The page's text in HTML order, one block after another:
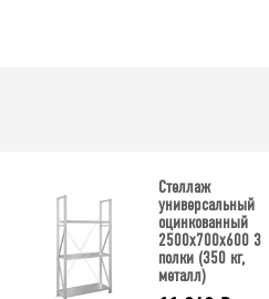
Стеллаж
универсальный
оцинкованный
2500x700x600 3
полки (350 кг,
металл)